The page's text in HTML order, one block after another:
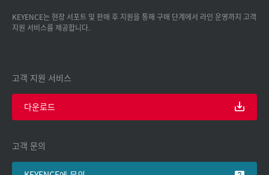
KEYENCE는 현장 서포트 및 판매 후 지원을 통해 구매 단계에서 라인 운영까지 고객
지원 서비스를 제공합니다.
고객 지원 서비스
다운로드
고객 문의